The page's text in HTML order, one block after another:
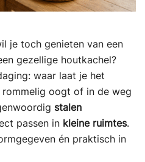
je toch genieten van een
gezellige houtkachel?
waar laat je het
oogt of in de weg
stalen
passen in kleine ruimtes.
én praktisch in